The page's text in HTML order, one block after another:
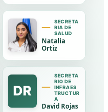
SECRETA
RIA DE
SALUD
Natalia
Ortiz
DR
SECRETA
RIO DE
INFRAES
TRUCTUR
A
David Rojas